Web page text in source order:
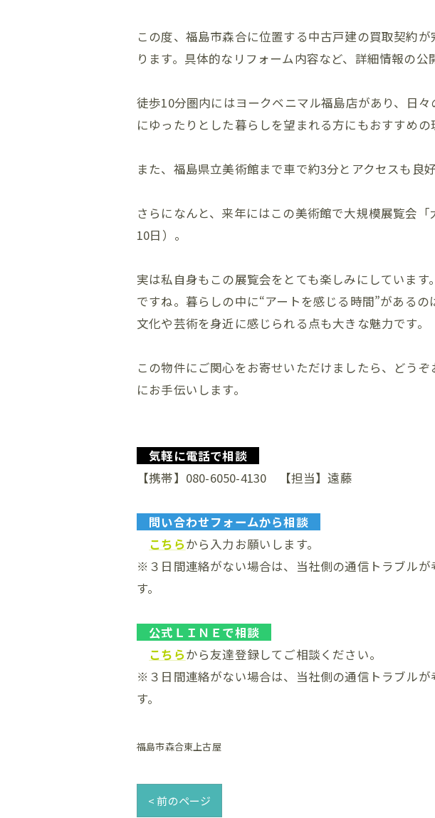
この度、福島市森合に位置する中古戸建の買取契約
ります。具体的なリフォーム内容など、詳細情報の
徒歩10分圏内にはヨークベニマル福島店があり、日
にゆったりとした暮らしを望まれる方にもおすすめの
また、福島県立美術館まで車で約3分とアクセスも良
さらになんと、来年にはこの美術館で大規模展覧会
10日）。
実は私自身もこの展覧会をとても楽しみにしていま
ですね。暮らしの中に“アートを感じる時間”がある
文化や芸術を身近に感じられる点も大きな魅力です。
この物件にご関心をお寄せいただけましたら、どう
にお手伝いします。
気軽に電話で相談
【携帯】080-6050-4130 【担当】遠藤
問い合わせフォームから相談
こちらから入力お願いします。
※３日間連絡がない場合は、当社側の通信トラブル
す。
公式ＬＩＮＥで相談
こちらから友達登録してご相談ください。
※３日間連絡がない場合は、当社側の通信トラブル
す。
福島市森合東上古屋
< 前のページ